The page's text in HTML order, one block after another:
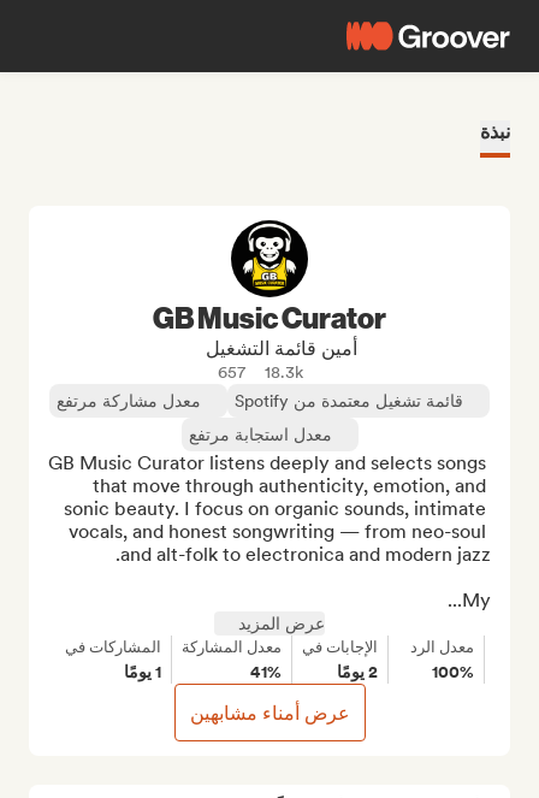
نبذة
GB Music Curator
أمين قائمة التشغيل
18.3k
657
قائمة تشغيل معتمدة من Spotify
معدل مشاركة مرتفع
معدل استجابة مرتفع
GB Music Curator listens deeply and selects songs
that move through authenticity, emotion, and
sonic beauty. I focus on organic sounds, intimate
vocals, and honest songwriting — from neo-soul
My...
عرض المزيد
معدل الرد
100%
الإجابات في
2 يومًا
معدل المشاركة
41%
المشاركات في
1 يومًا
عرض أمناء مشابهين